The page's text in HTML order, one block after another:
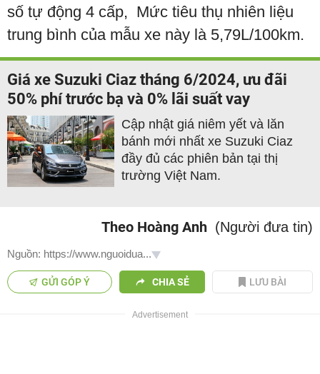
số tự động 4 cấp, Mức tiêu thụ nhiên liệu
trung bình của mẫu xe này là 5,79L/100km.
Giá xe Suzuki Ciaz tháng 6/2024, ưu đãi
50% phí trước bạ và 0% lãi suất vay
Cập nhật giá niêm yết và lăn
bánh mới nhất xe Suzuki Ciaz
đầy đủ các phiên bản tại thị
trường Việt Nam.
Theo Hoàng Anh (Người đưa tin)
Nguồn: https://www.nguoidua...
GỬI GÓP Ý CHIA SẺ LƯU BÀI